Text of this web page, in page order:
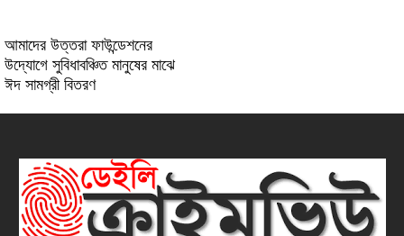
আমাদের উত্তরা ফাউন্ডেশনের
উদ্যোগে সুবিধাবঞ্চিত মানুষের মাঝে
ঈদ সামগ্রী বিতরণ